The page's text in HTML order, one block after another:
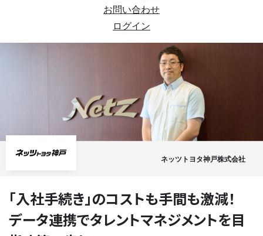
お問い合わせ
ログイン
ネッツトヨタ神戸株式会社
「入社手続き」のコストも手間も激減！
データ連携でタレントマネジメントを目